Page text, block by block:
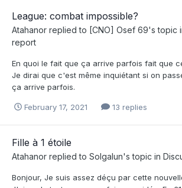
League: combat impossible?
Atahanor replied to [CNO] Osef 69's topic
report
En quoi le fait que ça arrive parfois fait que
Je dirai que c'est même inquiétant si on
ça arrive parfois.
February 17, 2021 13 replies
Fille à 1 étoile
Atahanor replied to Solgalun's topic in
Bonjour, Je suis assez déçu par cette